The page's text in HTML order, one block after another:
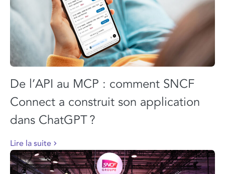
De l’API au MCP : comment SNCF
Connect a construit son application
dans ChatGPT ?
Lire la suite